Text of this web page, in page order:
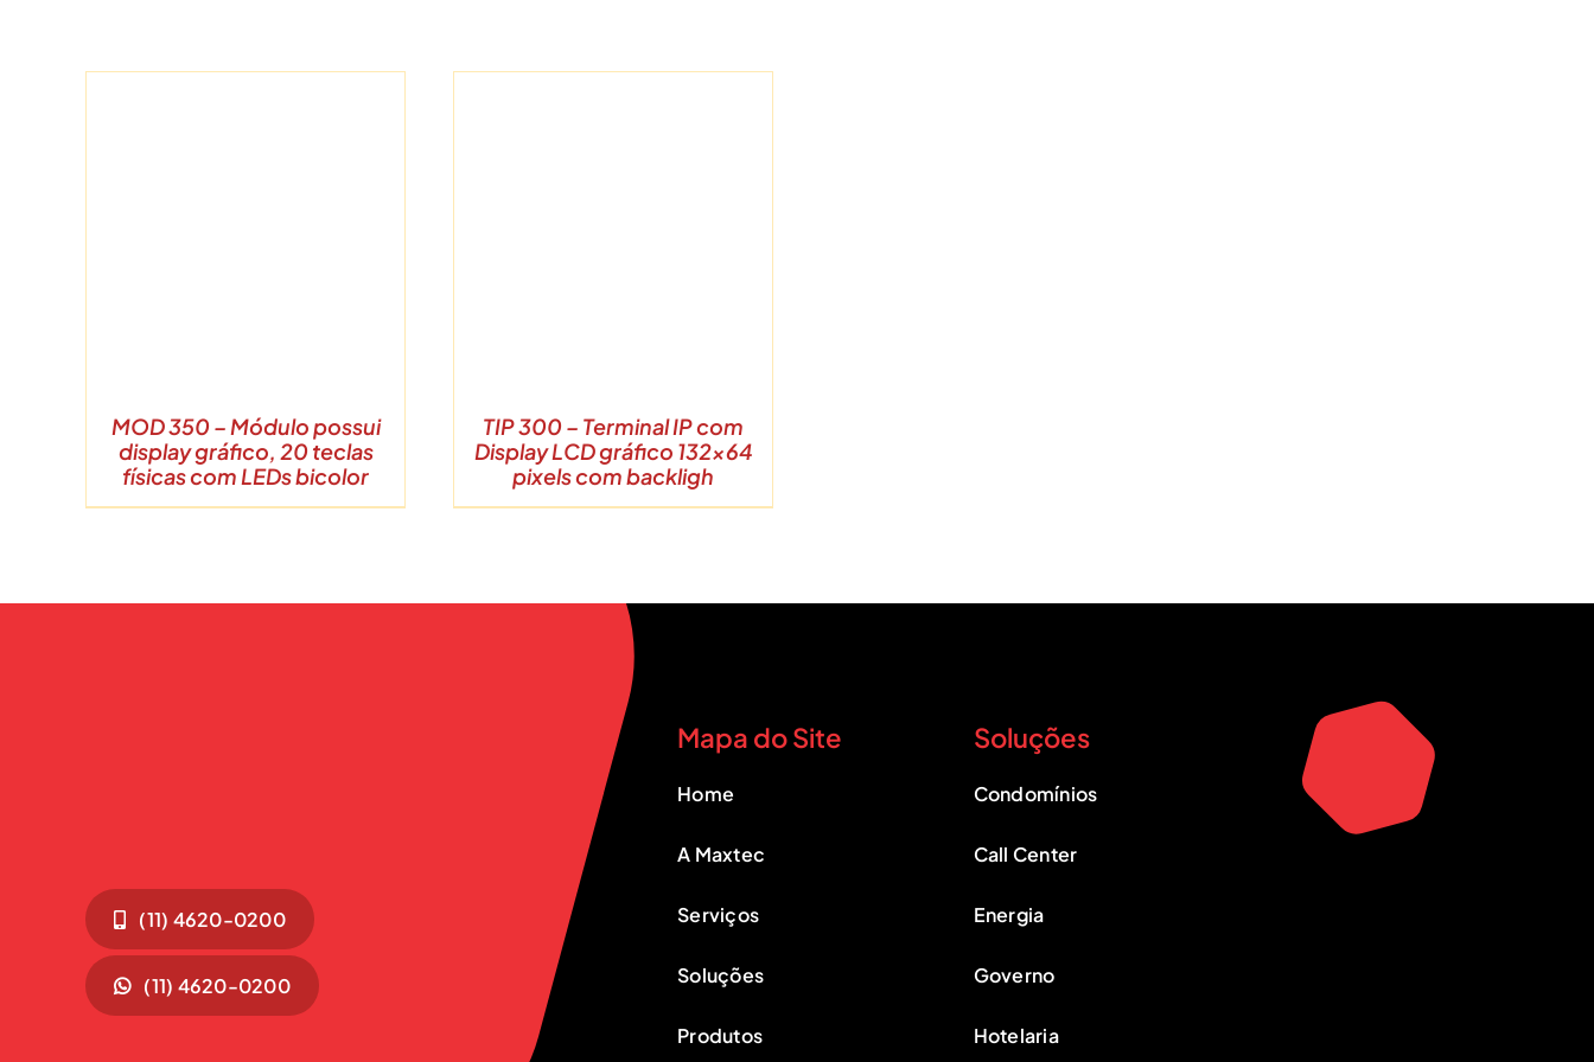
MOD 350 – Módulo possui
display gráfico, 20 teclas
físicas com LEDs bicolor
TIP 300 – Terminal IP com
Display LCD gráfico 132×64
pixels com backligh
(11) 4620-0200
(11) 4620-0200
Mapa do Site
Home
A Maxtec
Serviços
Soluções
Produtos
Soluções
Condomínios
Call Center
Energia
Governo
Hotelaria